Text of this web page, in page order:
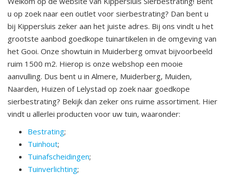
u op zoek naar een outlet voor sierbestrating? Dan bent u
bij Kippersluis zeker aan het juiste adres. Bij ons vindt u het
grootste aanbod goedkope tuinartikelen in de omgeving van
het Gooi. Onze showtuin in Muiderberg omvat bijvoorbeeld
ruim 1500 m2. Hierop is onze webshop een mooie
aanvulling. Dus bent u in Almere, Muiderberg, Muiden,
Naarden, Huizen of Lelystad op zoek naar goedkope
sierbestrating? Bekijk dan zeker ons ruime assortiment. Hier
vindt u allerlei producten voor uw tuin, waaronder:
Bestrating;
Tuinhout;
Tuinafscheidingen;
Tuinverlichting;